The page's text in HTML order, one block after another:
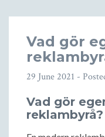
Vad gör
29 June 2021 -
Vad gör
reklambyrå?